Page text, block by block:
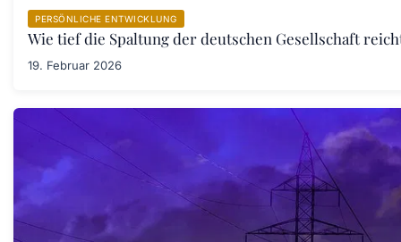
PERSÖNLICHE ENTWICKLUNG
Wie tief die Spaltung der deutschen Gesellschaft
19. Februar 2026